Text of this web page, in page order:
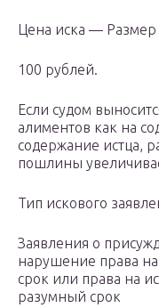
Цена иска —
100 рублей.
Если судом
алиментов как на
содержание истца,
пошлины
Тип искового
Заявления о
нарушение права
срок или права на
разумный срок